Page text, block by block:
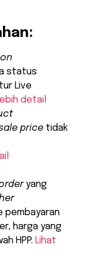
status
Live
detail
price tidak
yang
pembayaran
harga yang
HPP. Lihat